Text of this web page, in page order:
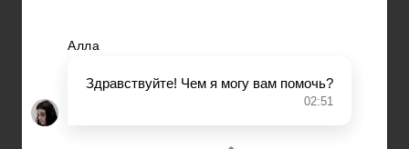
Банковское право
Гражданское право